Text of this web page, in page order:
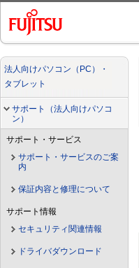
法人向けパソコン（PC）・
タブレット
サポート（法人向けパソコ
ン）
サポート・サービス
サポート・サービスのご案
内
保証内容と修理について
サポート情報
セキュリティ関連情報
ドライバダウンロード